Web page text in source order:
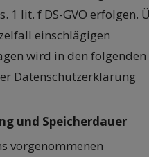
1 lit. f DS-GVO erfolgen.
einschlägigen
wird in den folgenden
Datenschutzerklärung
und Speicherdauer
vorgenommenen